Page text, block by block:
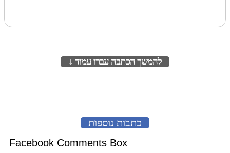
להמשך הכתבה עברו עמוד ↓
כתבות נוספות
Facebook Comments Box